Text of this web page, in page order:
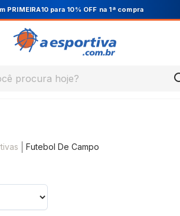
PRIMEIRA10 para 10% OFF na 1ª compra
procura hoje?
Futebol De Campo